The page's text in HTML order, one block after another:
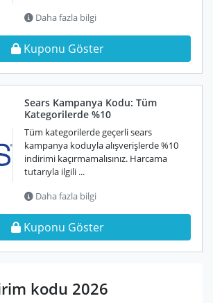
Daha fazla bilgi
Kuponu Göster
Sears Kampanya Kodu: Tüm
Kategorilerde %10
Tüm kategorilerde geçerli sears
kampanya koduyla alışverişlerde %10
indirimi kaçırmamalısınız. Harcama
tutarıyla ilgili ...
Daha fazla bilgi
Kuponu Göster
kodu 2026